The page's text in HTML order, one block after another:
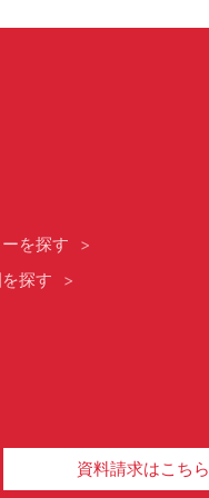
を探す
探す
資料請求はこちら